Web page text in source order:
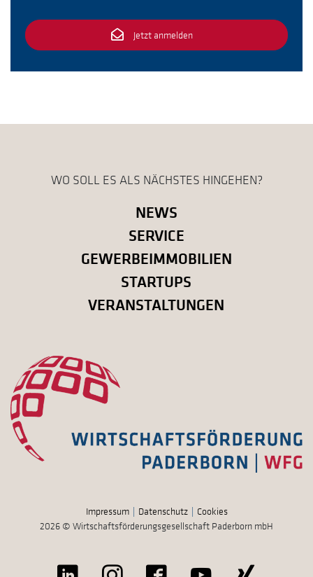
Jetzt anmelden
WO SOLL ES ALS NÄCHSTES HINGEHEN?
NEWS
SERVICE
GEWERBEIMMOBILIEN
STARTUPS
VERANSTALTUNGEN
Impressum Datenschutz
Cookies
2026 © Wirtschaftsförderungsgesellschaft Paderborn mbH